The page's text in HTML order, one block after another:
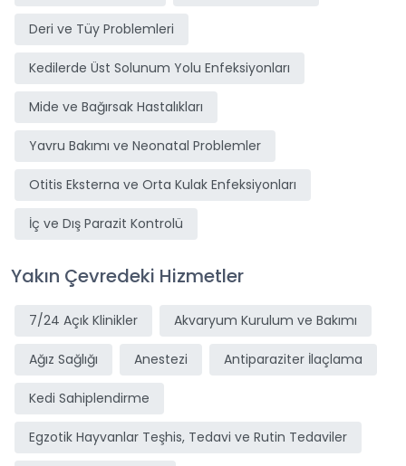
Deri ve Tüy Problemleri
Kedilerde Üst Solunum Yolu Enfeksiyonları
Mide ve Bağırsak Hastalıkları
Yavru Bakımı ve Neonatal Problemler
Otitis Eksterna ve Orta Kulak Enfeksiyonları
İç ve Dış Parazit Kontrolü
Yakın Çevredeki Hizmetler
7/24 Açık Klinikler Akvaryum Kurulum ve Bakımı
Ağız Sağlığı Anestezi Antiparaziter İlaçlama
Kedi Sahiplendirme
Egzotik Hayvanlar Teşhis, Tedavi ve Rutin Tedaviler